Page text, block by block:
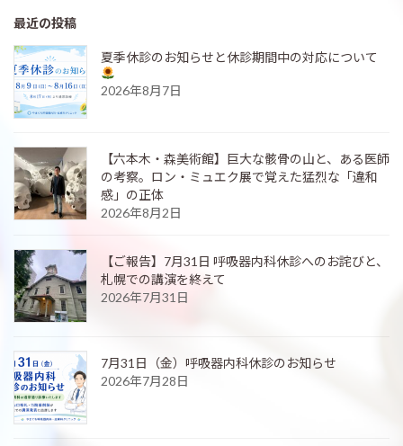
最近の投稿
夏季休診のお知らせと休診期間中の対応について
2026年8月7日
【六本木・森美術館】巨大な骸骨の山と、ある医師
の考察。ロン・ミュエク展で覚えた猛烈な「違和
感」の正体
2026年8月2日
【ご報告】7月31日 呼吸器内科休診へのお詫びと、
札幌での講演を終えて
2026年7月31日
7月31日（金）呼吸器内科休診のお知らせ
2026年7月28日